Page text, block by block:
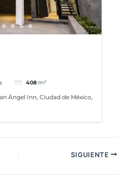
408 m²
Ángel Inn, Ciudad de México,
SIGUIENTE